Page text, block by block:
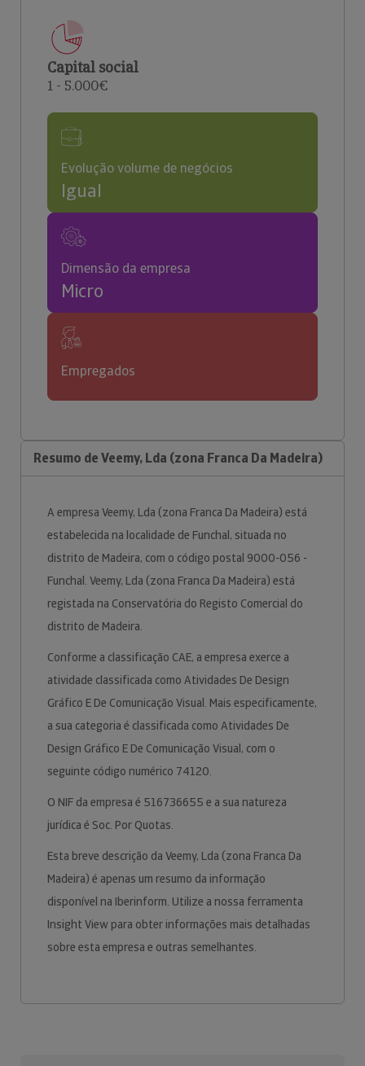
Capital social
1 - 5.000€
Evolução volume de negócios
Igual
Dimensão da empresa
Micro
Empregados
Resumo de Veemy, Lda (zona Franca Da Madeira)
A empresa Veemy, Lda (zona Franca Da Madeira) está
estabelecida na localidade de Funchal, situada no
distrito de Madeira, com o código postal 9000-056 -
Funchal. Veemy, Lda (zona Franca Da Madeira) está
registada na Conservatória do Registo Comercial do
distrito de Madeira.
Conforme a classificação CAE, a empresa exerce a
atividade classificada como Atividades De Design
Gráfico E De Comunicação Visual. Mais especificamente,
a sua categoria é classificada como Atividades De
Design Gráfico E De Comunicação Visual, com o
seguinte código numérico 74120.
O NIF da empresa é 516736655 e a sua natureza
jurídica é Soc. Por Quotas.
Esta breve descrição da Veemy, Lda (zona Franca Da
Madeira) é apenas um resumo da informação
disponível na Iberinform. Utilize a nossa ferramenta
Insight View para obter informações mais detalhadas
sobre esta empresa e outras semelhantes.